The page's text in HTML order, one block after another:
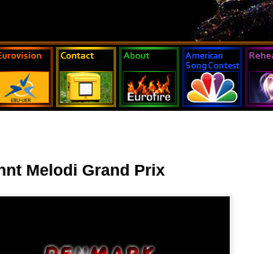
Melodi Grand Prix